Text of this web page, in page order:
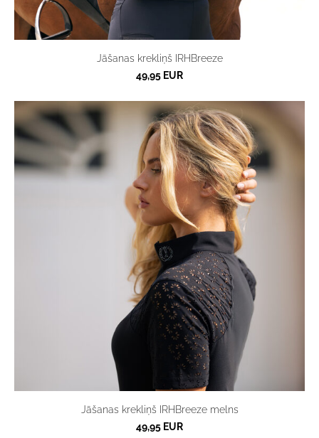
Jāšanas krekliņš IRHBreeze
49,95 EUR
Jāšanas krekliņš IRHBreeze melns
49,95 EUR